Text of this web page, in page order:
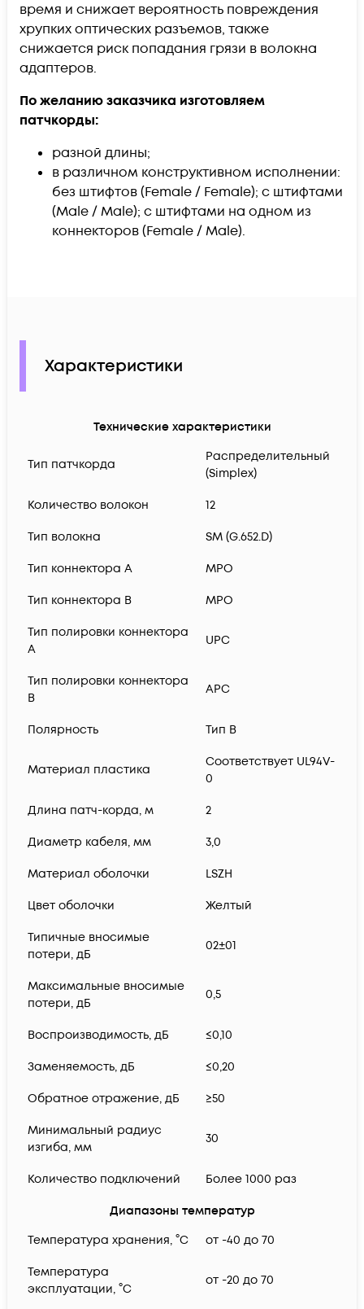
время и снижает вероятность повреждения
хрупких оптических разъемов, также
снижается риск попадания грязи в волокна
адаптеров.
По желанию заказчика изготовляем
патчкорды:​
разной длины;
в различном конструктивном исполнении:
без штифтов (Female / Female); с штифтами
(Male / Male); с штифтами на одном из
коннекторов (Female / Male).
Характеристики
Технические характеристики
Тип патчкорда
Распределительный
(Simplex)
Количество волокон 12
Тип волокна SM (G.652.D)
Тип коннектора A MPO
Тип коннектора B MPO
Тип полировки коннектора
A
UPC
Тип полировки коннектора
B
APC
Полярность Тип B
Материал пластика
Соответствует UL94V-
0
Длина патч-корда, м 2
Диаметр кабеля, мм 3,0
Материал оболочки LSZH
Цвет оболочки Желтый
Типичные вносимые
потери, дБ
02±01
Максимальные вносимые
потери, дБ
0,5
Воспроизводимость, дБ ≤0,10
Заменяемость, дБ ≤0,20
Обратное отражение, дБ ≥50
Минимальный радиус
изгиба, мм
30
Количество подключений Более 1000 раз
Диапазоны температур
Температура хранения, °C
от -40 до 70
Температура
эксплуатации, °C
от -20 до 70